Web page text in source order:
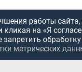
работы
кликая на «Я
метрических